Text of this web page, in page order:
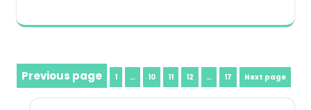
Pagination
des
Previous page Page
1 … Page
10 Page
11 Page
12 … Page
17 Next page